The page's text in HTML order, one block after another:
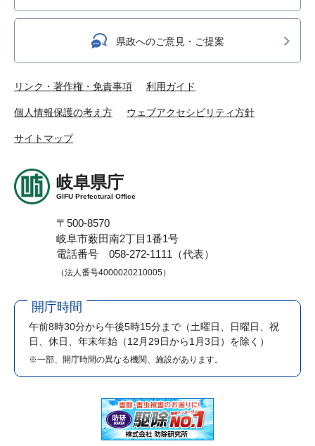
県政へのご意見・ご提案
リンク・著作権・免責事項 利用ガイド
個人情報保護の考え方 ウェブアクセシビリティ方針
サイトマップ
岐阜県庁
GIFU Prefectural Office
〒500-8570
岐阜市薮田南2丁目1番1号
電話番号 058-272-1111（代表）
（法人番号4000020210005）
開庁時間
午前8時30分から午後5時15分まで （土曜日、日曜日、祝
日、休日、年末年始（12月29日から1月3日）を除く）
※一部、開庁時間の異なる機関、施設があります。